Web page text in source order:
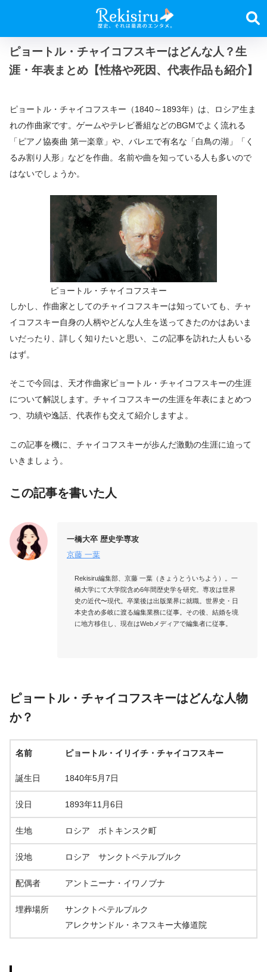
ピョートル・チャイコフスキーはどんな人？生
涯・年表まとめ【性格や死因、代表作品も紹介】
ピョートル・チャイコフスキー（1840～1893年）は、ロシア生ま
れの作曲家です。ゲームやテレビ番組などのBGMでよく流れる
「ピアノ協奏曲 第一楽章」や、バレエで有名な「白鳥の湖」「く
るみ割り人形」などを作曲。名前や曲を知っている人も多いので
はないでしょうか。
ピョートル・チャイコフスキー
しかし、作曲家としてのチャイコフスキーは知っていても、チャ
イコフスキー自身の人柄やどんな人生を送ってきたのかはあいま
いだったり、詳しく知りたいと思い、この記事を訪れた人もいる
はず。
そこで今回は、天才作曲家ピョートル・チャイコフスキーの生涯
について解説します。チャイコフスキーの生涯を年表にまとめつ
つ、功績や逸話、代表作も交えて紹介しますよ。
この記事を機に、チャイコフスキーが歩んだ激動の生涯に迫って
いきましょう。
この記事を書いた人
一橋大卒 歴史学専攻
京藤 一葉
Rekisiru編集部、京藤 一葉（きょうとういちよう）。一
橋大学にて大学院含め6年間歴史学を研究。専攻は世界
史の近代〜現代。卒業後は出版業界に就職。世界史・日
本史含め多岐に渡る編集業務に従事。その後、結婚を境
に地方移住し、現在はWebメディアで編集者に従事。
ピョートル・チャイコフスキーはどんな人物
か？
名前 ピョートル・イリイチ・チャイコフスキー
誕生日 1840年5月7日
没日 1893年11月6日
生地 ロシア ボトキンスク町
没地 ロシア サンクトペテルブルク
配偶者 アントニーナ・イワノブナ
埋葬場所
サンクトペテルブルク
アレクサンドル・ネフスキー大修道院